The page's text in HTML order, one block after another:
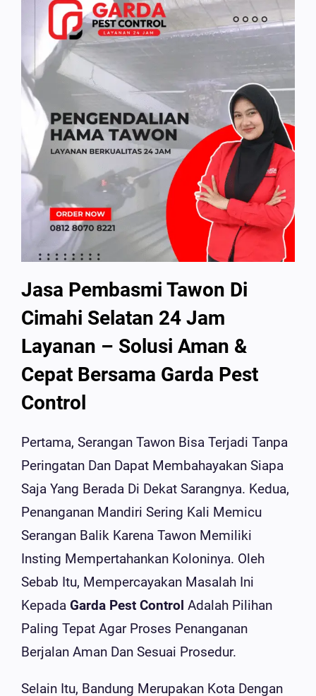
Jasa Pembasmi Tawon Di
Cimahi Selatan 24 Jam
Layanan – Solusi Aman &
Cepat Bersama Garda Pest
Control
Pertama, Serangan Tawon Bisa Terjadi Tanpa
Peringatan Dan Dapat Membahayakan Siapa
Saja Yang Berada Di Dekat Sarangnya. Kedua,
Penanganan Mandiri Sering Kali Memicu
Serangan Balik Karena Tawon Memiliki
Insting Mempertahankan Koloninya. Oleh
Sebab Itu, Mempercayakan Masalah Ini
Kepada Garda Pest Control Adalah Pilihan
Paling Tepat Agar Proses Penanganan
Berjalan Aman Dan Sesuai Prosedur.
Selain Itu, Bandung Merupakan Kota Dengan